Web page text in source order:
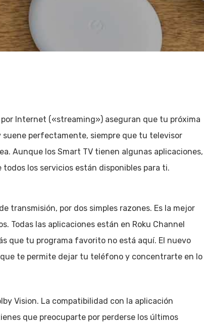
Internet («streaming») aseguran que tu próxima
suene perfectamente, siempre que tu televisor
Aunque los Smart TV tienen algunas aplicaciones,
los servicios están disponibles para ti.
transmisión, por dos simples razones. Es la mejor
Todas las aplicaciones están en Roku Channel
que tu programa favorito no está aquí. El nuevo
te permite dejar tu teléfono y concentrarte en lo
Vision. La compatibilidad con la aplicación
que preocuparte por perderse los últimos